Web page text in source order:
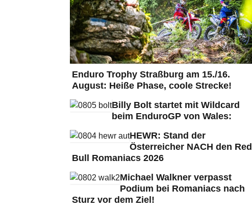
Enduro Trophy Straßburg am 15./16.
August: Heiße Phase, coole Strecke!
Billy Bolt startet mit Wildcard
beim EnduroGP von Wales:
HEWR: Stand der
Österreicher NACH den Red
Bull Romaniacs 2026
Michael Walkner verpasst
Podium bei Romaniacs nach
Sturz vor dem Ziel!